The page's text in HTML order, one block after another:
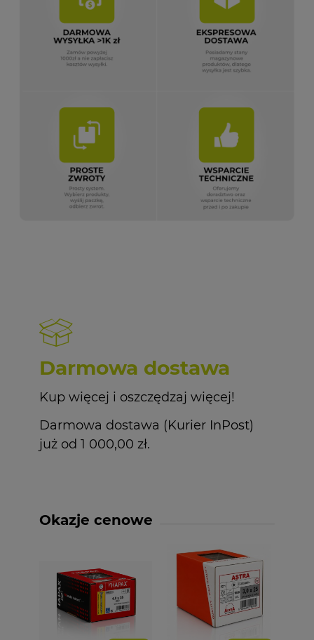
Darmowa dostawa
Kup więcej i oszczędzaj więcej!
Darmowa dostawa (Kurier InPost)
już od 1 000,00 zł.
Okazje cenowe